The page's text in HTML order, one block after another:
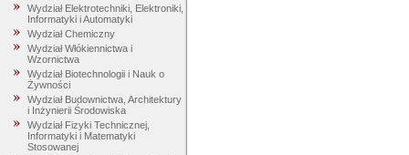
Wydział Elektrotechniki, Elektroniki,
Informatyki i Automatyki
Wydział Chemiczny
Wydział Włókiennictwa i
Wzornictwa
Wydział Biotechnologii i Nauk o
Żywności
Wydział Budownictwa, Architektury
i Inżynierii Środowiska
Wydział Fizyki Technicznej,
Informatyki i Matematyki
Stosowanej